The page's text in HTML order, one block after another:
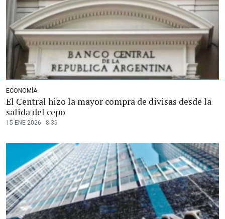
ECONOMÍA
El Central hizo la mayor compra de divisas desde la
salida del cepo
15 ENE 2026 - 8:39